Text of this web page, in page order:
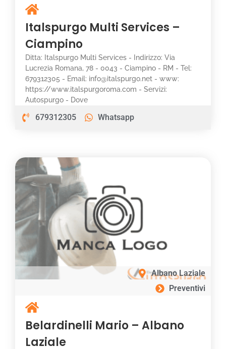
Italspurgo Multi Services –
Ciampino
Ditta: Italspurgo Multi Services - Indirizzo: Via
Lucrezia Romana, 78 - 0043 - Ciampino - RM - Tel:
679312305 - Email: info@italspurgo.net - www:
https://www.italspurgoroma.com - Servizi:
Autospurgo - Dove
679312305 Whatsapp
Albano Laziale
Preventivi
Belardinelli Mario – Albano
Laziale